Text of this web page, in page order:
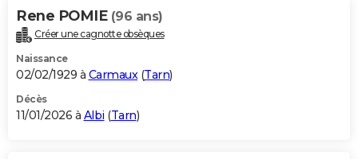
Bricolage
Lifestyle
Culture
Sport
Auto
Television
Voyage
Cinema
Rene POMIE (96 ans)
Créer une cagnotte obsèques
Naissance
02/02/1929 à Carmaux(Tarn)
Décès
11/01/2026 à Albi (Tarn)